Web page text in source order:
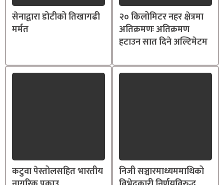
सेनाद्वारा डोटीको तिखागढी
मर्मत
२० किलोमिटर नहर क्षेत्रमा
अतिक्रमणः अतिक्रमण
हटाउन सात दिने अल्टिमेटम
कटुवा पेस्तोलसहित भारतीय
निजी सञ्चारमाध्यममाथिको